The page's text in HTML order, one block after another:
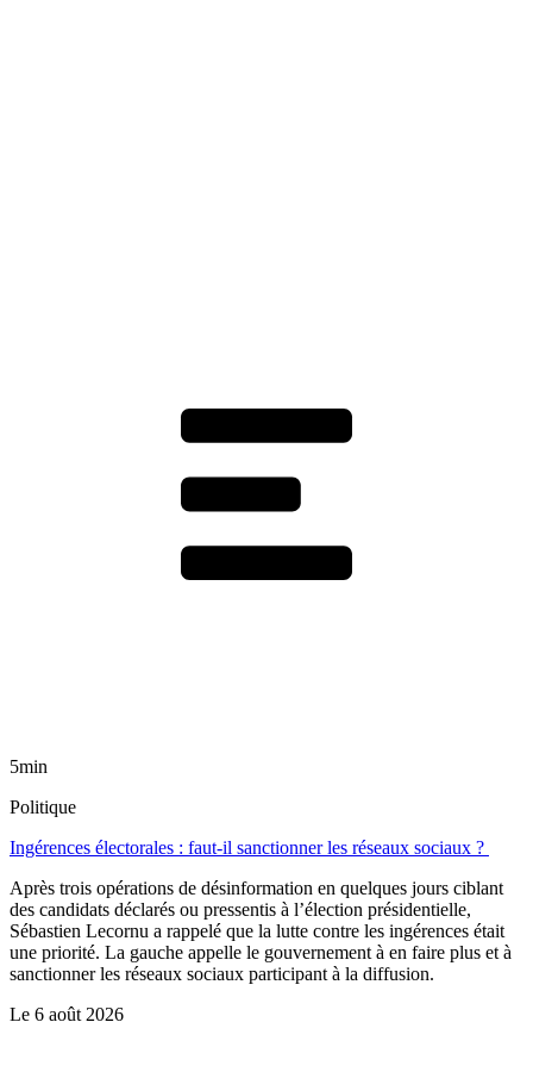
5min
Politique
Ingérences électorales : faut-il sanctionner les réseaux sociaux ?
Après trois opérations de désinformation en quelques jours ciblant
des candidats déclarés ou pressentis à l’élection présidentielle,
Sébastien Lecornu a rappelé que la lutte contre les ingérences était
une priorité. La gauche appelle le gouvernement à en faire plus et à
sanctionner les réseaux sociaux participant à la diffusion.
Le 6 août 2026